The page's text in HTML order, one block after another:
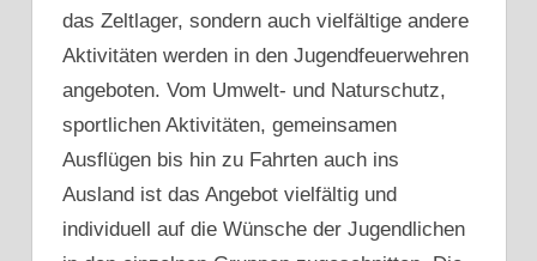
das Zeltlager, sondern auch vielfältige andere
Aktivitäten werden in den Jugendfeuerwehren
angeboten. Vom Umwelt- und Naturschutz,
sportlichen Aktivitäten, gemeinsamen
Ausflügen bis hin zu Fahrten auch ins
Ausland ist das Angebot vielfältig und
individuell auf die Wünsche der Jugendlichen